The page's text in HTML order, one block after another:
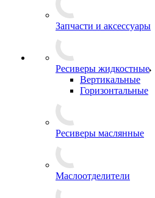
Запчасти и аксессуары
Ресиверы жидкостные
Вертикальные
Горизонтальные
Ресиверы маслянные
Маслоотделители